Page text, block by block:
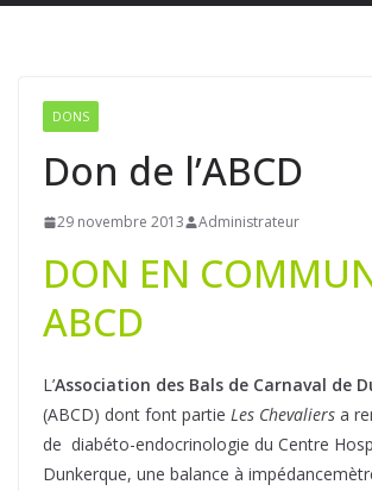
DONS
Don de l’ABCD
29 novembre 2013 Administrateur
DON EN
ABCD
L’Association des Bals de Carnaval de
(ABCD) dont font partie Les Chevaliers a
de diabéto-endocrinologie du Centre
Dunkerque, une balance à